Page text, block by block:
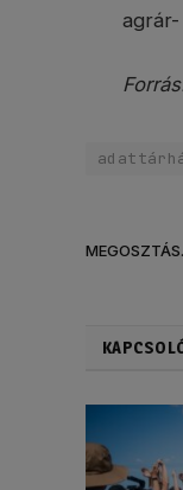
agrár-
MEGOSZTÁS.